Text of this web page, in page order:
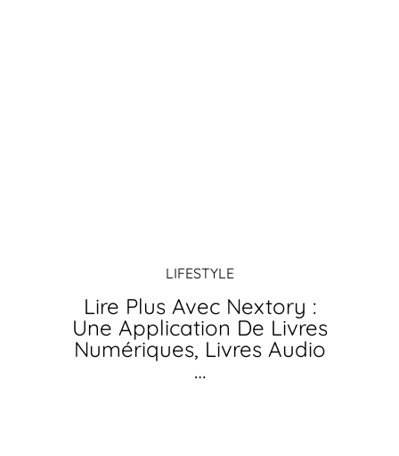
LIFESTYLE
Lire Plus Avec Nextory :
Une Application De Livres
Numériques, Livres Audio
…